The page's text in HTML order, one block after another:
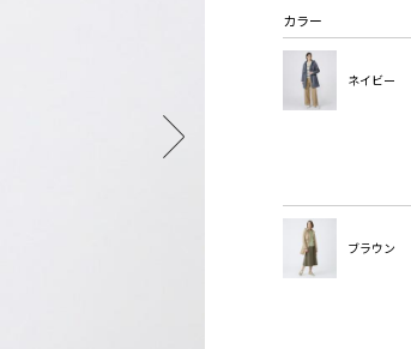
カラー
ネイビー
ブラウン